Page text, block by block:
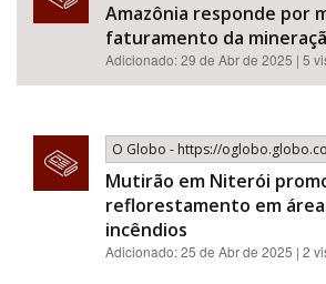
Amazônia responde por
faturamento da
Adicionado: 29 de Abr de 2025 | 5
O Globo - https://
Mutirão em Niterói
reflorestamento em
incêndios
Adicionado: 25 de Abr de 2025 | 2